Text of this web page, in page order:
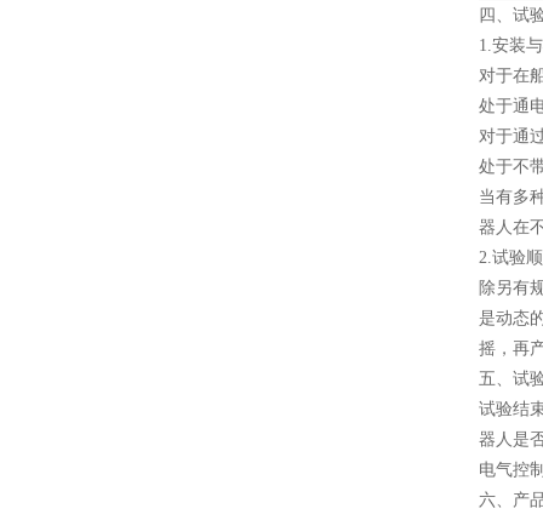
四 、试
1.安装
对于在
处于通
对于通
处于不
当有多
器人在
2.试验
除另有
是动态
摇，再
五、试
试验结
器人是
电气控
六、 产